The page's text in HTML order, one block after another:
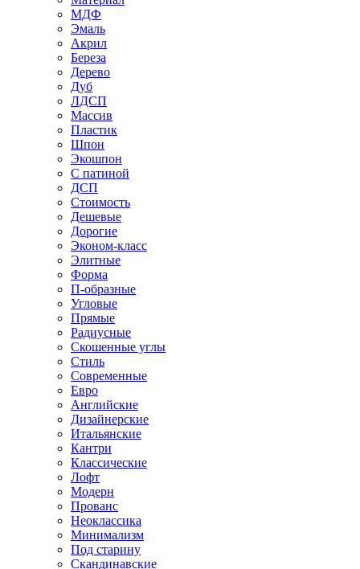
МДФ
Эмаль
Акрил
Береза
Дерево
Дуб
ЛДСП
Массив
Пластик
Шпон
Экошпон
С патиной
ДСП
Стоимость
Дешевые
Дорогие
Эконом-класс
Элитные
Форма
П-образные
Угловые
Прямые
Радиусные
Скошенные углы
Стиль
Современные
Евро
Английские
Дизайнерские
Итальянские
Кантри
Классические
Лофт
Модерн
Прованс
Неоклассика
Минимализм
Под старину
Скандинавские